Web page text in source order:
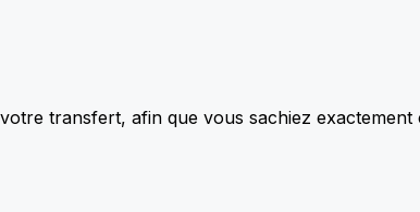
transfert, afin que vous sachiez